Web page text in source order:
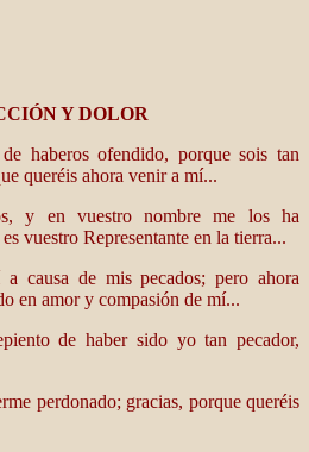
Y DOLOR
haberos ofendido, porque sois tan
queréis ahora venir a mí...
y en vuestro nombre me los ha
vuestro Representante en la tierra...
causa de mis pecados; pero ahora
en amor y compasión de mí...
de haber sido yo tan pecador,
perdonado; gracias, porque queréis